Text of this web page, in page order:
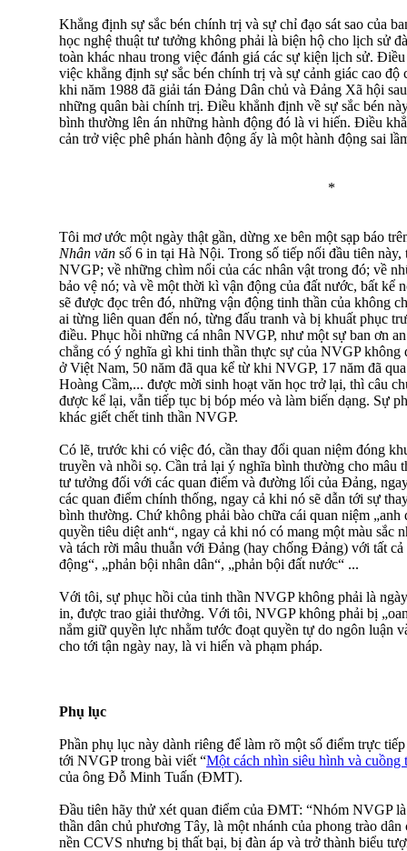
Khẳng định sự sắc bén chính trị và sự chỉ đạo sát sao của
học nghệ thuật tư tưởng không phải là biện hộ cho lịch sử
toàn khác nhau trong việc đánh giá các sự kiện lịch sử.
việc khẳng định sự sắc bén chính trị và sự cảnh giác cao độ
khi năm 1988 đã giải tán Đảng Dân chủ và Đảng Xã hội
những quân bài chính trị. Điều khẳnh định về sự sắc bén
bình thường lên án những hành động đó là vi hiến. Điều
cản trở việc phê phán hành động ấy là một hành động sai
*
Tôi mơ ước một ngày thật gần, dừng xe bên một sạp báo
Nhân văn số 6 in tại Hà Nội. Trong số tiếp nối đầu tiên này,
NVGP; về những chìm nổi của các nhân vật trong đó; về
bảo vệ nó; và về một thời kì vận động của đất nước, bất kể
sẽ được đọc trên đó, những vận động tinh thần của không
ai từng liên quan đến nó, từng đấu tranh và bị khuất phục
điều. Phục hồi những cá nhân NVGP, như một sự ban ơn
chẳng có ý nghĩa gì khi tinh thần thực sự của NVGP
ở Việt Nam, 50 năm đã qua kể từ khi NVGP, 17 năm đã
Hoàng Cầm,... được mời sinh hoạt văn học trở lại, thì câu
được kể lại, vẫn tiếp tục bị bóp méo và làm biến dạng. Sự
khác giết chết tinh thần NVGP.
Có lẽ, trước khi có việc đó, cần thay đổi quan niệm đóng
truyền và nhồi sọ. Cần trả lại ý nghĩa bình thường cho mâu
tư tưởng đối với các quan điểm và đường lối của Đảng,
các quan điểm chính thống, ngay cả khi nó sẽ dẫn tới sự
bình thường. Chứ không phải bào chữa cái quan niệm „anh
quyền tiêu diệt anh“, ngay cả khi nó có mang một màu sắc
và tách rời mâu thuẫn với Đảng (hay chống Đảng) với tất cả
động“, „phản bội nhân dân“, „phản bội đất nước“ ...
Với tôi, sự phục hồi của tinh thần NVGP không phải là
in, được trao giải thưởng. Với tôi, NVGP không phải bị
nắm giữ quyền lực nhằm tước đoạt quyền tự do ngôn luận
cho tới tận ngày nay, là vi hiến và phạm pháp.
Phụ lục
Phần phụ lục này dành riêng để làm rõ một số điểm trực
tới NVGP trong bài viết “Một cách nhìn siêu hình và
của ông Đỗ Minh Tuấn (ĐMT).
Đầu tiên hãy thử xét quan điểm của ĐMT: “Nhóm NVGP
thần dân chủ phương Tây, là một nhánh của phong trào
nền CCVS nhưng bị thất bại, bị đàn áp và trở thành biểu